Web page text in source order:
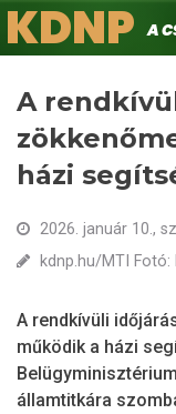
Ugrás
a
Keresés
KDNP
A
A
házi
2026. január 10.,
kdnp.hu/MTI
A rendkívüli
működik a házi
államtitkára